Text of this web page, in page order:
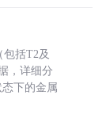
括T2及
，详细分
下的金属